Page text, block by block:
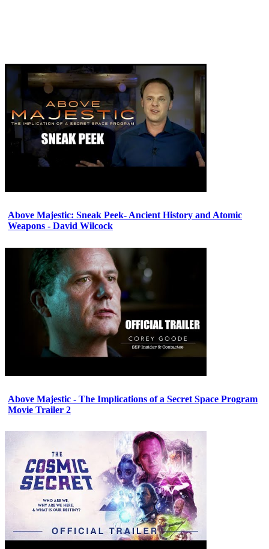
Above Majestic: Sneak Peek- Ancient History and Atomic
Weapons - David Wilcock
Above Majestic - The Implications of a Secret Space Program
Movie Trailer 2